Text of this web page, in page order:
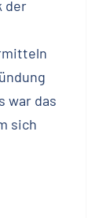
der
war das
sich